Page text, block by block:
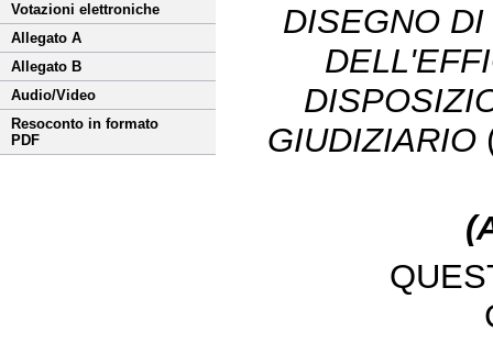
Votazioni elettroniche
Allegato A
Allegato B
Audio/Video
Resoconto in formato
PDF
DISEGNO
GIUDIZIARIO